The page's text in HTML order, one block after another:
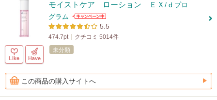
モイストケア ローション ＥＸ / d プロ
グラム
5.5
474.7pt クチコミ 5014件
Like Have
未分類
この商品の購入サイトへ